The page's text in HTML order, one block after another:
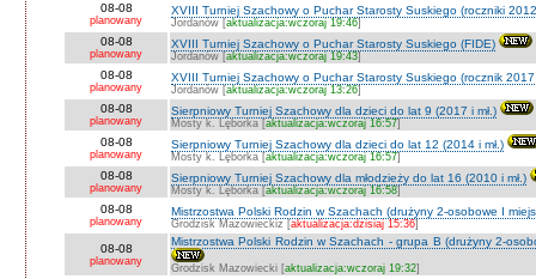
08-08
planowany
XVIII Turniej Szachowy o Puchar Starosty Suskiego (roczniki
Jordanów [aktualizacja:wczoraj 19:46]
08-08
planowany
XVIII Turniej Szachowy o Puchar Starosty Suskiego (FIDE)
Jordanów [aktualizacja:wczoraj 19:43]
08-08
planowany
XVIII Turniej Szachowy o Puchar Starosty Suskiego (rocznik 2017
Jordanów [aktualizacja:wczoraj 13:26]
08-08
planowany
Sierpniowy Turniej Szachowy dla dzieci do lat 9 (2017 i mł.)
Mosty k. Lęborka [aktualizacja:wczoraj 16:57]
08-08
planowany
Sierpniowy Turniej Szachowy dla dzieci do lat 12 (2014 i mł.)
Mosty k. Lęborka [aktualizacja:wczoraj 16:57]
08-08
planowany
Sierpniowy Turniej Szachowy dla młodzieży do lat 16 (2010 i mł.)
Mosty k. Lęborka [aktualizacja:wczoraj 16:58]
08-08
planowany
Mistrzostwa Polski Rodzin w Szachach (drużyny 2-osobowe I
Grodzisk Mazowieckiz [aktualizacja:dzisiaj 15:36]
08-08
planowany
Mistrzostwa Polski Rodzin w Szachach - grupa B (drużyny 2-
Grodzisk Mazowiecki [aktualizacja:wczoraj 19:32]